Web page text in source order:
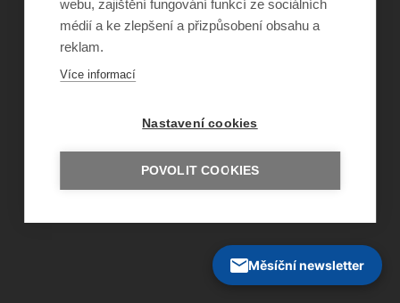
Odběr novinek e-mailem
Informace o webu
Měsíční newsletter
webu, zajištění fungování funkcí ze sociálních
médií a ke zlepšení a přizpůsobení obsahu a
reklam.
Více informací
Nastavení cookies
POVOLIT COOKIES